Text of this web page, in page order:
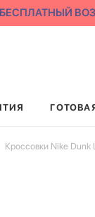
Кроссовки Nike Dunk